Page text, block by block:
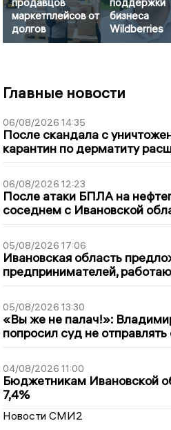
продавцов
маркетплейсов от
долгов
поддержки
бизнеса
Wildberries
Главные новости
06/08/2026 14:35
После скандала с
карантин по дерматиту
06/08/2026 12:23
После атаки БПЛА на
соседнем с Ивановской
05/08/2026 17:06
Ивановская область
предпринимателей,
05/08/2026 13:30
«Вы же не палач!»:
попросил суд не
04/08/2026 11:00
Бюджетникам Ивановской
7,4%
Новости СМИ2